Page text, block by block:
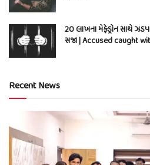
20 લાખના મેફેડ્રોન સાથે
સજા | Accused caught
Recent News